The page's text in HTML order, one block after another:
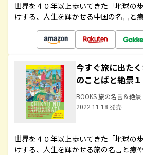
世界を４０年以上歩いてきた「地球の
けする、人生を輝かせる中国の名言と
今すぐ旅に出た
のことばと絶景
BOOKS 旅の名言＆絶景
2022.11.18 発売
世界を４０年以上歩いてきた「地球の
けする、人生を輝かせる旅の名言と癒